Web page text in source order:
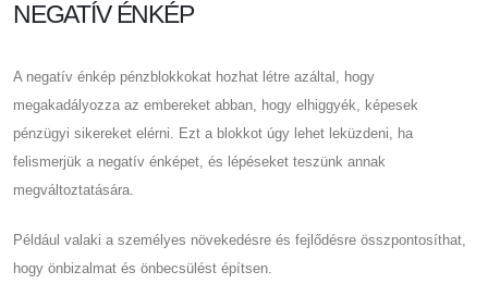
NEGATÍV ÉNKÉP
A negatív énkép pénzblokkokat hozhat létre azáltal, hogy
megakadályozza az embereket abban, hogy elhiggyék, képesek
pénzügyi sikereket elérni. Ezt a blokkot úgy lehet leküzdeni, ha
felismerjük a negatív énképet, és lépéseket teszünk annak
megváltoztatására.
Például valaki a személyes növekedésre és fejlődésre összpontosíthat,
hogy önbizalmat és önbecsülést építsen.